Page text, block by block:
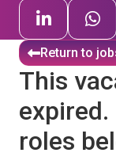
Return to
This
expired.
roles